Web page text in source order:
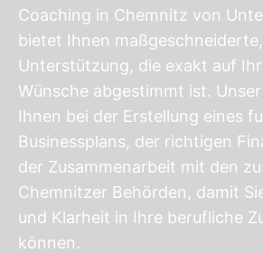
Coaching in Chemnitz von
bietet Ihnen
Unterstützung, die exakt auf
Wünsche abgestimmt ist.
Ihnen bei der Erstellung eines
Businessplans, der richtigen
der Zusammenarbeit mit den
Chemnitzer Behörden, damit
und Klarheit in Ihre berufliche
können.